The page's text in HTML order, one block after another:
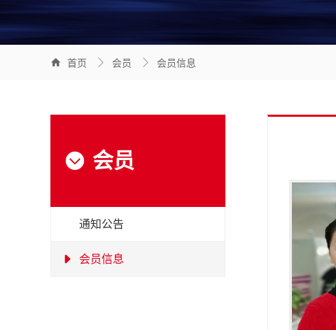
 首页  会员  会员信息
 会员
通知公告
 会员信息